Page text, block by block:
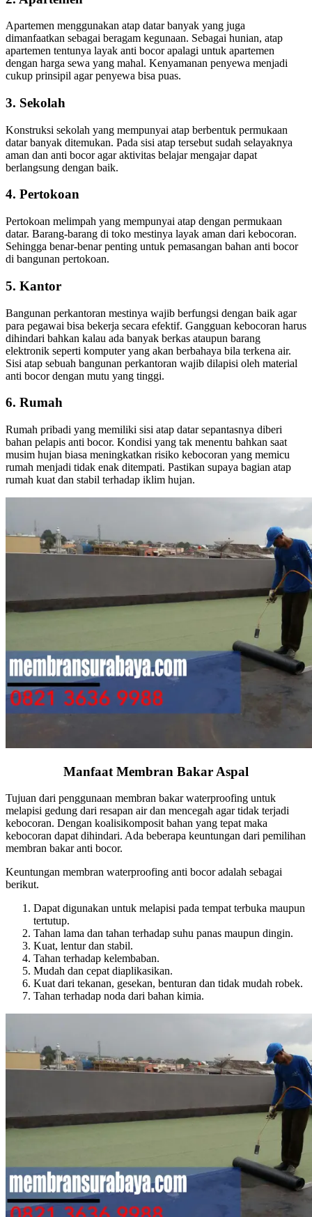
Apartemen menggunakan atap datar banyak yang juga
dimanfaatkan sebagai beragam kegunaan. Sebagai hunian, atap
apartemen tentunya layak anti bocor apalagi untuk apartemen
dengan harga sewa yang mahal. Kenyamanan penyewa menjadi
cukup prinsipil agar penyewa bisa puas.
3. Sekolah
Konstruksi sekolah yang mempunyai atap berbentuk permukaan
datar banyak ditemukan. Pada sisi atap tersebut sudah selayaknya
aman dan anti bocor agar aktivitas belajar mengajar dapat
berlangsung dengan baik.
4. Pertokoan
Pertokoan melimpah yang mempunyai atap dengan permukaan
datar. Barang-barang di toko mestinya layak aman dari kebocoran.
Sehingga benar-benar penting untuk pemasangan bahan anti bocor
di bangunan pertokoan.
5. Kantor
Bangunan perkantoran mestinya wajib berfungsi dengan baik agar
para pegawai bisa bekerja secara efektif. Gangguan kebocoran harus
dihindari bahkan kalau ada banyak berkas ataupun barang
elektronik seperti komputer yang akan berbahaya bila terkena air.
Sisi atap sebuah bangunan perkantoran wajib dilapisi oleh material
anti bocor dengan mutu yang tinggi.
6. Rumah
Rumah pribadi yang memiliki sisi atap datar sepantasnya diberi
bahan pelapis anti bocor. Kondisi yang tak menentu bahkan saat
musim hujan biasa meningkatkan risiko kebocoran yang memicu
rumah menjadi tidak enak ditempati. Pastikan supaya bagian atap
rumah kuat dan stabil terhadap iklim hujan.
Manfaat Membran Bakar Aspal
Tujuan dari penggunaan membran bakar waterproofing untuk
melapisi gedung dari resapan air dan mencegah agar tidak terjadi
kebocoran. Dengan koalisikomposit bahan yang tepat maka
kebocoran dapat dihindari. Ada beberapa keuntungan dari pemilihan
membran bakar anti bocor.
Keuntungan membran waterproofing anti bocor adalah sebagai
berikut.
Dapat digunakan untuk melapisi pada tempat terbuka maupun
tertutup.
Tahan lama dan tahan terhadap suhu panas maupun dingin.
Kuat, lentur dan stabil.
Tahan terhadap kelembaban.
Mudah dan cepat diaplikasikan.
Kuat dari tekanan, gesekan, benturan dan tidak mudah robek.
Tahan terhadap noda dari bahan kimia.